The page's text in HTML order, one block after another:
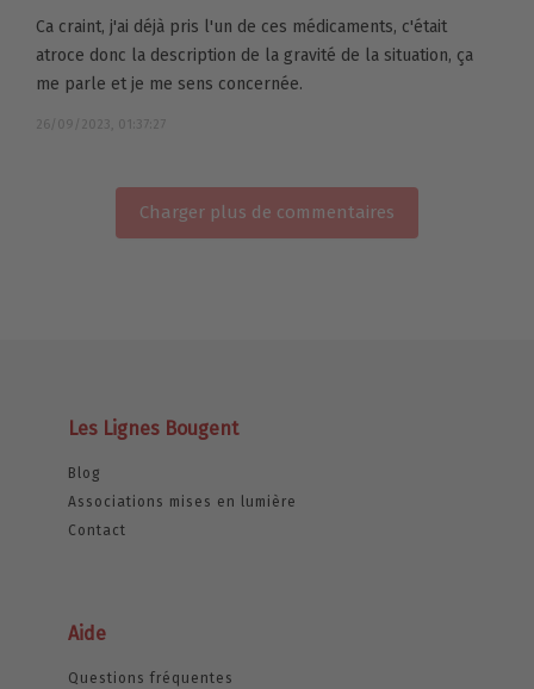
Ca craint, j'ai déjà pris l'un de ces médicaments, c'était
atroce donc la description de la gravité de la situation, ça
me parle et je me sens concernée.
26/09/2023, 01:37:27
Charger plus de commentaires
Les Lignes Bougent
Blog
Associations mises en lumière
Contact
Aide
Questions fréquentes